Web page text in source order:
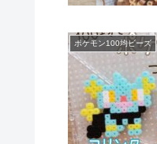
ポケモン100均ビーズ